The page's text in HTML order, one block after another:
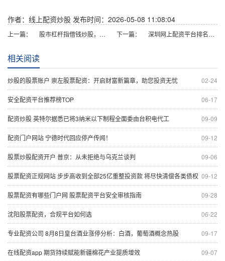
作者：线上配资炒股 发布时间：2026-05-08 11:08:04
上一篇： 股市杠杆指借钱炒股，用少量本金撬动更大收益，但也会放大亏损风险。 下一篇： 深圳网上配资平台排名｜正规安全低息
相关阅读
02-24
炒股的股票账户 崇左股票配资：开启财富新篇章，助您投资无忧
06-17
安全配资平台推荐榜TOP
09-09
配资炒股 英特尔据悉已将3纳米以下制程全面委由台积电代工
09-12
配资门户网站 宁德时代回应停产传闻！
09-06
股票炒股配资开户 普京：从未拒绝与乌克兰谈判
09-12
股票配资正规网站 步步高收到全部25亿重整投资款 将尽快清偿各类债权
09-28
股票配资有哪些门户网 股票配资平台安全审核指南
06-22
沈阳股票配资，合规平台如何选
09-17
专业配资公司 8月8日皇台酒业涨停分析：白酒，葡萄酒概念热股
09-07
在线配资app 期货持续赋能新疆棉花产业提质增效